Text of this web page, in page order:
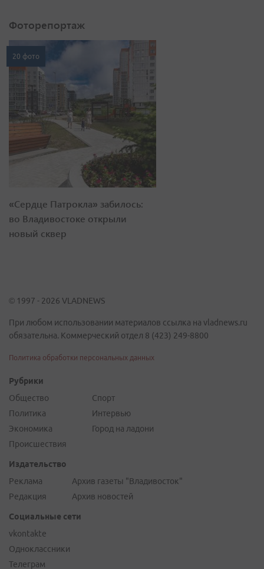
Фоторепортаж
20 фото
«Сердце Патрокла» забилось:
во Владивостоке открыли
новый сквер
© 1997 - 2026 VLADNEWS
При любом использовании материалов ссылка на vladnews.ru
обязательна. Коммерческий отдел 8 (423) 249-8800
Политика обработки персональных данных
Рубрики
Общество
Политика
Экономика
Происшествия
Спорт
Интервью
Город на ладони
Издательство
Реклама
Редакция
Архив газеты "Владивосток"
Архив новостей
Социальные сети
vkontakte
Одноклассники
Телеграм